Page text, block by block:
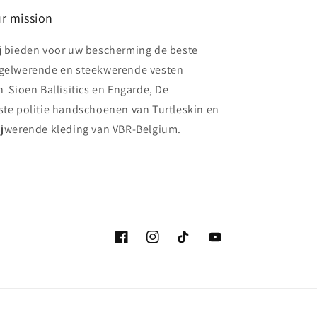
mission
bieden voor uw bescherming de beste
en steekwerende vesten
Sioen Ballisitics en Engarde, De
politie handschoenen van Turtleskin en
kleding van VBR-Belgium.
FacebookInstagramTikTok YouTube